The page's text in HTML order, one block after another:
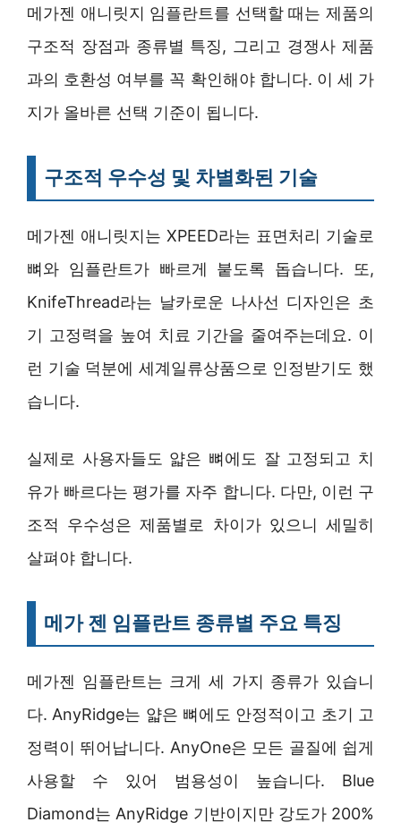
메가젠 애니릿지 임플란트를 선택할 때는 제품의
구조적 장점과 종류별 특징, 그리고 경쟁사 제품
과의 호환성 여부를 꼭 확인해야 합니다. 이 세 가
지가 올바른 선택 기준이 됩니다.
구조적 우수성 및 차별화된 기술
메가젠 애니릿지는 XPEED라는 표면처리 기술로
뼈와 임플란트가 빠르게 붙도록 돕습니다. 또,
KnifeThread라는 날카로운 나사선 디자인은 초
기 고정력을 높여 치료 기간을 줄여주는데요. 이
런 기술 덕분에 세계일류상품으로 인정받기도 했
습니다.
실제로 사용자들도 얇은 뼈에도 잘 고정되고 치
유가 빠르다는 평가를 자주 합니다. 다만, 이런 구
조적 우수성은 제품별로 차이가 있으니 세밀히
살펴야 합니다.
메가 젠 임플란트 종류별 주요 특징
메가젠 임플란트는 크게 세 가지 종류가 있습니
다. AnyRidge는 얇은 뼈에도 안정적이고 초기 고
정력이 뛰어납니다. AnyOne은 모든 골질에 쉽게
사용할 수 있어 범용성이 높습니다. Blue
Diamond는 AnyRidge 기반이지만 강도가 200%